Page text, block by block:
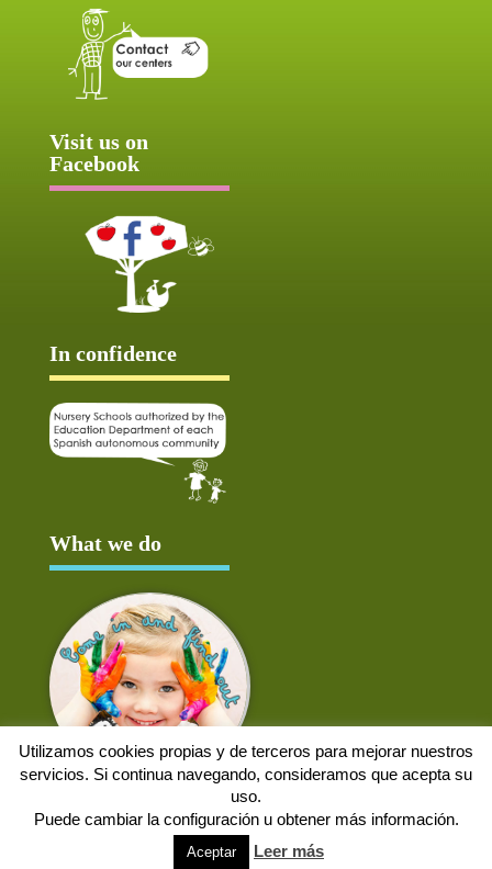
Visit us on
Facebook
In confidence
What we do
Utilizamos cookies propias y de terceros para mejorar nuestros
servicios. Si continua navegando, consideramos que acepta su
uso.
Puede cambiar la configuración u obtener más información.
Aceptar Leer más
Aviso Legal Política de cookies Protección de datos Solicitud de baja